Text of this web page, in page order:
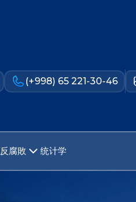
(+998) 65 221-30-46
反腐敗 统计学